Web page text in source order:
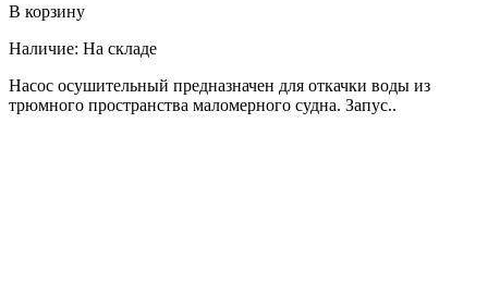
В корзину
Наличие: На складе
Насос осушительный предназначен для откачки воды из
трюмного пространства маломерного судна. Запус..